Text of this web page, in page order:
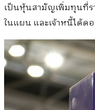
เป็นหุ้นสามัญเพิ่มทุนที่ร
ในแผน และเจ้าหนี้ได้ด